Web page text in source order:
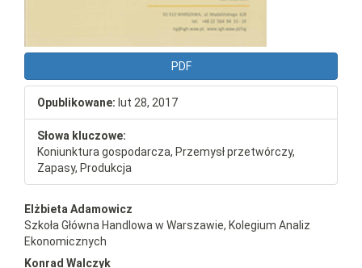
PDF
Opublikowane: lut 28, 2017
Słowa kluczowe:
Koniunktura gospodarcza, Przemysł przetwórczy,
Zapasy, Produkcja
Elżbieta Adamowicz
Szkoła Główna Handlowa w Warszawie, Kolegium Analiz
Ekonomicznych
Konrad Walczyk